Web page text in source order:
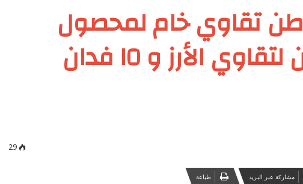
الزراعة… إنتاج ١١٢ طن تقاوي خام لمحصول
القمح.. و١١٣ فدان لتقاوي الأرز و ١٥ فدان
29
مشاركة عبر البريد طباعة